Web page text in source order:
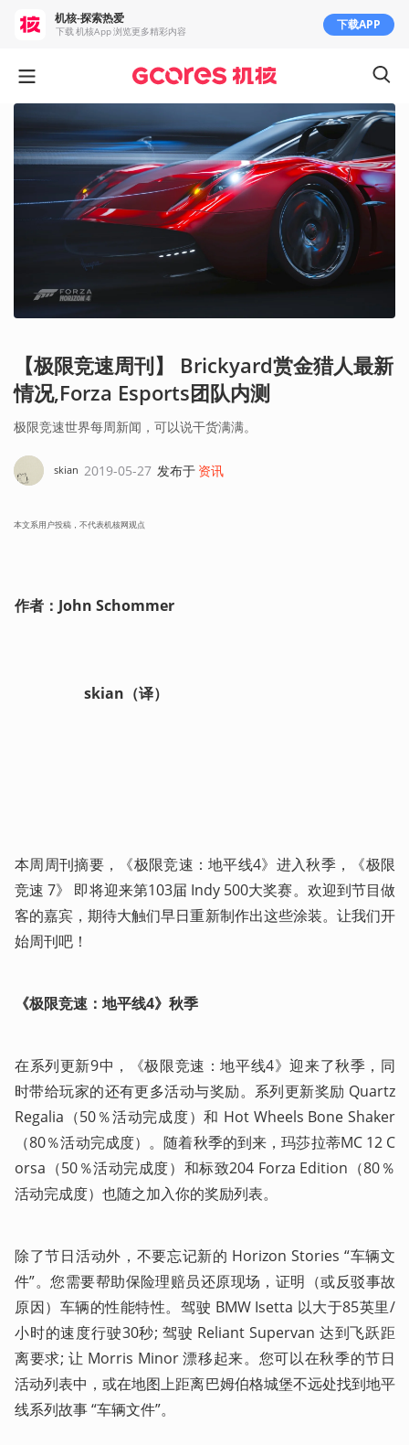
【极限竞速周刊】 Brickyard赏金猎人最新
情况,Forza Esports团队内测
极限竞速世界每周新闻，可以说干货满满。
skian 2019-05-27 发布于 资讯
本文系用户投稿，不代表机核网观点
作者：John Schommer
skian（译）
本周周刊摘要，《极限竞速：地平线4》进入秋季，《极限
竞速 7》 即将迎来第103届 Indy 500大奖赛。欢迎到节目做
客的嘉宾，期待大触们早日重新制作出这些涂装。让我们开
始周刊吧！
《极限竞速：地平线4》秋季
在系列更新9中，《极限竞速：地平线4》迎来了秋季，同
时带给玩家的还有更多活动与奖励。系列更新奖励 Quartz
Regalia（50％活动完成度）和 Hot Wheels Bone Shaker
（80％活动完成度）。随着秋季的到来，玛莎拉蒂MC 12 C
orsa（50％活动完成度）和标致204 Forza Edition（80％
活动完成度）也随之加入你的奖励列表。
除了节日活动外，不要忘记新的 Horizo​​n Stories “车辆文
件”。您需要帮助保险理赔员还原现场，证明（或反驳事故
原因）车辆的性能特性。驾驶 BMW Isetta 以大于85英里/
小时的速度行驶30秒; 驾驶 Reliant Supervan 达到飞跃距
离要求; 让 Morris Minor 漂移起来。您可以在秋季的节日
活动列表中，或在地图上距离巴姆伯格城堡不远处找到地平
线系列故事 “车辆文件”。
机核-探索热爱
下载 机核App 浏览更多精彩内容 下载APP